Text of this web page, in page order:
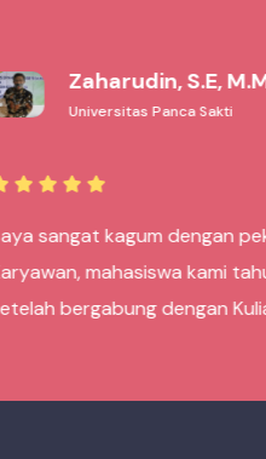
IAID Al-Karimiyah
IAID Al-Karimiyah
membantu kami fokus dalam
semua proses
dihandle oleh tim